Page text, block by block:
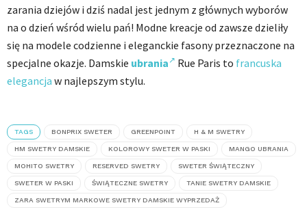
zarania dziejów i dziś nadal jest jednym z głównych wyborów
na o dzień wśród wielu pań! Modne kreacje od zawsze dzieliły
się na modele codzienne i eleganckie fasony przeznaczone na
specjalne okazje. Damskie ubrania Rue Paris to francuska
elegancja w najlepszym stylu.
TAGS BONPRIX SWETER GREENPOINT H & M SWETRY
HM SWETRY DAMSKIE KOLOROWY SWETER W PASKI MANGO UBRANIA
MOHITO SWETRY RESERVED SWETRY SWETER ŚWIĄTECZNY
SWETER W PASKI ŚWIĄTECZNE SWETRY TANIE SWETRY DAMSKIE
ZARA SWETRYM MARKOWE SWETRY DAMSKIE WYPRZEDAŻ